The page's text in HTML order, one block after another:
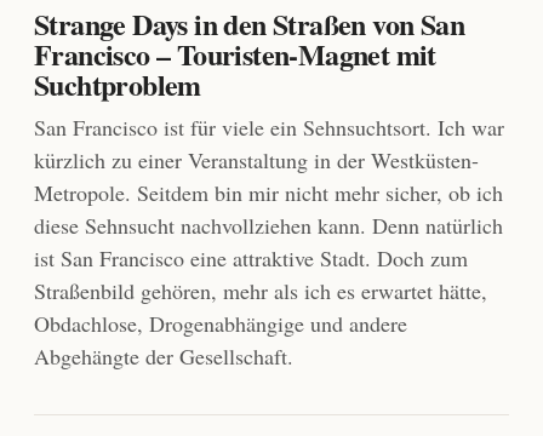
Strange Days in den Straßen von San
Francisco – Touristen-Magnet mit
Suchtproblem
San Francisco ist für viele ein Sehnsuchtsort. Ich war
kürzlich zu einer Veranstaltung in der Westküsten-
Metropole. Seitdem bin mir nicht mehr sicher, ob ich
diese Sehnsucht nachvollziehen kann. Denn natürlich
ist San Francisco eine attraktive Stadt. Doch zum
Straßenbild gehören, mehr als ich es erwartet hätte,
Obdachlose, Drogenabhängige und andere
Abgehängte der Gesellschaft.